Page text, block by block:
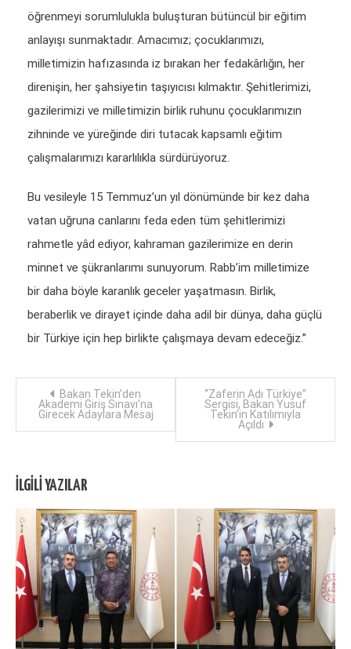
öğrenmeyi sorumlulukla buluşturan bütüncül bir eğitim
anlayışı sunmaktadır. Amacımız; çocuklarımızı,
milletimizin hafızasında iz bırakan her fedakârlığın, her
direnişin, her şahsiyetin taşıyıcısı kılmaktır. Şehitlerimizi,
gazilerimizi ve milletimizin birlik ruhunu çocuklarımızın
zihninde ve yüreğinde diri tutacak kapsamlı eğitim
çalışmalarımızı kararlılıkla sürdürüyoruz.
Bu vesileyle 15 Temmuz’un yıl dönümünde bir kez daha
vatan uğruna canlarını feda eden tüm şehitlerimizi
rahmetle yâd ediyor, kahraman gazilerimize en derin
minnet ve şükranlarımı sunuyorum. Rabb’im milletimize
bir daha böyle karanlık geceler yaşatmasın. Birlik,
beraberlik ve dirayet içinde daha adil bir dünya, daha güçlü
bir Türkiye için hep birlikte çalışmaya devam edeceğiz.”
Yazı
dolaşımı
Bakan Tekin’den
Akademi Giriş Sınavı’na
Girecek Adaylara Mesaj
“Zaferin Adı Türkiye”
Sergisi, Bakan Yusuf
Tekin’in Katılımıyla
Açıldı
İLGILI YAZILAR